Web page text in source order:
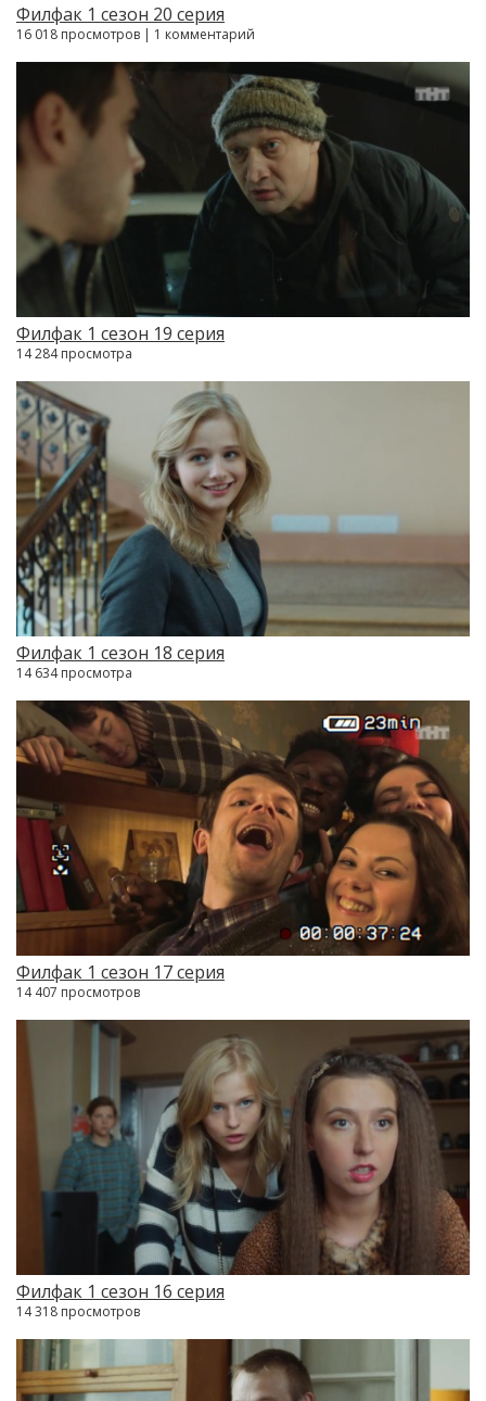
Филфак 1 сезон 20 серия
16 018 просмотров | 1 комментарий
Филфак 1 сезон 19 серия
14 284 просмотра
Филфак 1 сезон 18 серия
14 634 просмотра
Филфак 1 сезон 17 серия
14 407 просмотров
Филфак 1 сезон 16 серия
14 318 просмотров